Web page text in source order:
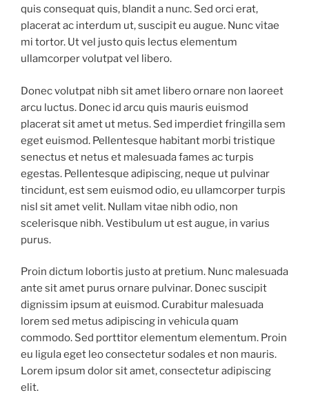
quis consequat quis, blandit a nunc. Sed orci erat,
placerat ac interdum ut, suscipit eu augue. Nunc vitae
mi tortor. Ut vel justo quis lectus elementum
ullamcorper volutpat vel libero.
Donec volutpat nibh sit amet libero ornare non laoreet
arcu luctus. Donec id arcu quis mauris euismod
placerat sit amet ut metus. Sed imperdiet fringilla sem
eget euismod. Pellentesque habitant morbi tristique
senectus et netus et malesuada fames ac turpis
egestas. Pellentesque adipiscing, neque ut pulvinar
tincidunt, est sem euismod odio, eu ullamcorper turpis
nisl sit amet velit. Nullam vitae nibh odio, non
scelerisque nibh. Vestibulum ut est augue, in varius
purus.
Proin dictum lobortis justo at pretium. Nunc malesuada
ante sit amet purus ornare pulvinar. Donec suscipit
dignissim ipsum at euismod. Curabitur malesuada
lorem sed metus adipiscing in vehicula quam
commodo. Sed porttitor elementum elementum. Proin
eu ligula eget leo consectetur sodales et non mauris.
Lorem ipsum dolor sit amet, consectetur adipiscing
elit.